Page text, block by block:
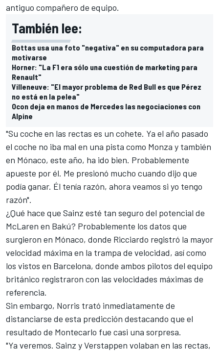
antiguo compañero de equipo.
También lee:
Bottas usa una foto "negativa" en su computadora para
motivarse
Horner: "La F1 era sólo una cuestión de marketing para
Renault"
Villeneuve: "El mayor problema de Red Bull es que Pérez
no está en la pelea"
Ocon deja en manos de Mercedes las negociaciones con
Alpine
"Su coche en las rectas es un cohete. Ya el año pasado
el coche no iba mal en una pista como Monza y también
en Mónaco, este año, ha ido bien. Probablemente
apueste por él. Me presionó mucho cuando dijo que
podía ganar. Él tenía razón, ahora veamos si yo tengo
razón".
¿Qué hace que Sainz esté tan seguro del potencial de
McLaren en Bakú? Probablemente los datos que
surgieron en Mónaco, donde Ricciardo registró la mayor
velocidad máxima en la trampa de velocidad, así como
los vistos en Barcelona, donde ambos pilotos del equipo
británico registraron con las velocidades máximas de
referencia.
Sin embargo, Norris trató inmediatamente de
distanciarse de esta predicción destacando que el
resultado de Montecarlo fue casi una sorpresa.
"Ya veremos. Sainz y Verstappen volaban en las rectas,